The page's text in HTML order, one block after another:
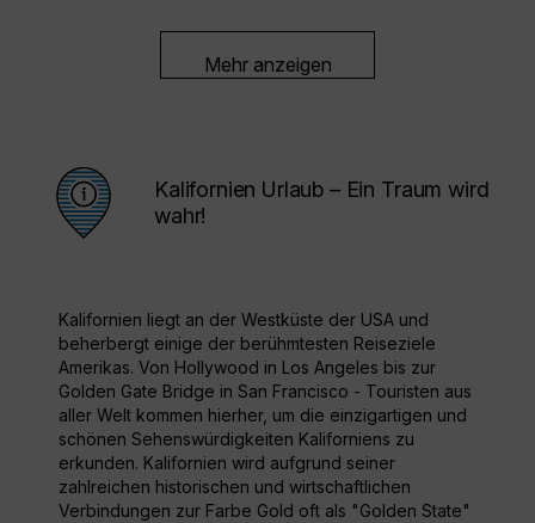
Mehr anzeigen
Kalifornien Urlaub – Ein Traum wird
wahr!
Kalifornien liegt an der Westküste der USA und
beherbergt einige der berühmtesten Reiseziele
Amerikas. Von Hollywood in Los Angeles bis zur
Golden Gate Bridge in San Francisco - Touristen aus
aller Welt kommen hierher, um die einzigartigen und
schönen Sehenswürdigkeiten Kaliforniens zu
erkunden. Kalifornien wird aufgrund seiner
zahlreichen historischen und wirtschaftlichen
Verbindungen zur Farbe Gold oft als "Golden State"